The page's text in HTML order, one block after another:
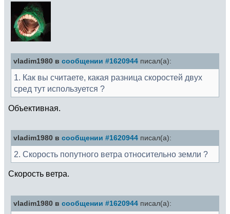
vladim1980 в сообщении #1620944 писал(а):
1. Как вы считаете, какая разница скоростей двух
сред тут используется ?
Объективная.
vladim1980 в сообщении #1620944 писал(а):
2. Скорость попутного ветра относительно земли ?
Скорость ветра.
vladim1980 в сообщении #1620944 писал(а):